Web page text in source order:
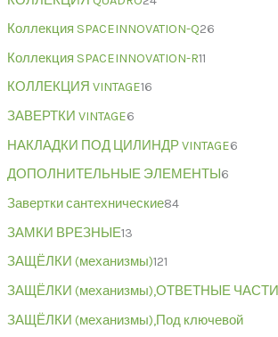
Коллекция SPACEINNOVATION-Q26
Коллекция SPACEINNOVATION-R11
КОЛЛЕКЦИЯ VINTAGE16
ЗАВЕРТКИ VINTAGE6
НАКЛАДКИ ПОД ЦИЛИНДР VINTAGE6
ДОПОЛНИТЕЛЬНЫЕ ЭЛЕМЕНТЫ 6
Завертки сантехнические84
ЗАМКИ ВРЕЗНЫЕ13
ЗАЩЁЛКИ (механизмы)121
ЗАЩЁЛКИ (механизмы),ОТВЕТНЫЕ ЧАСТИ
ЗАЩЁЛКИ (механизмы),Под ключевой